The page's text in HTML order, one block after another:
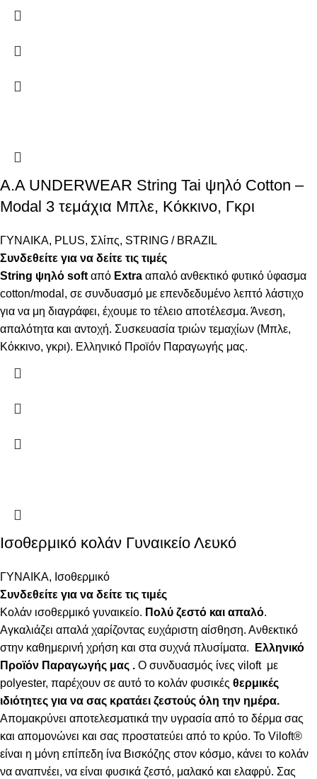
A.A UNDERWEAR String Tai ψηλό Cotton –
Modal 3 τεμάχια Μπλε, Κόκκινο, Γκρι
ΓΥΝΑΙΚΑ, PLUS, Σλίπς, STRING / BRAZIL
Συνδεθείτε για να δείτε τις τιμές
String ψηλό soft από Extra απαλό ανθεκτικό φυτικό ύφασμα
cotton/modal, σε συνδυασμό με επενδεδυμένο λεπτό λάστιχο
για να μη διαγράφει, έχουμε το τέλειο αποτέλεσμα. Άνεση,
απαλότητα και αντοχή. Συσκευασία τριών τεμαχίων (Μπλε,
Κόκκινο, γκρι). Ελληνικό Προϊόν Παραγωγής μας.
Ισοθερμικό κολάν Γυναικείο Λευκό
ΓΥΝΑΙΚΑ, Ισοθερμικό
Συνδεθείτε για να δείτε τις τιμές
Κολάν ισοθερμικό γυναικείο. Πολύ ζεστό και απαλό.
Αγκαλιάζει απαλά χαρίζοντας ευχάριστη αίσθηση. Ανθεκτικό
στην καθημερινή χρήση και στα συχνά πλυσίματα.
Ελληνικό
Προϊόν Παραγωγής μας . Ο συνδυασμός ίνες viloft με
polyester, παρέχουν σε αυτό το κολάν φυσικές θερμικές
ιδιότητες για να σας κρατάει ζεστούς όλη την ημέρα.
Απομακρύνει αποτελεσματικά την υγρασία από το δέρμα σας
και απομονώνει και σας προστατεύει από το κρύο. Το Viloft®
είναι η μόνη επίπεδη ίνα Βισκόζης στον κόσμο, κάνει το κολάν
να αναπνέει, να είναι φυσικά ζεστό, μαλακό και ελαφρύ. Σας